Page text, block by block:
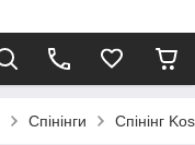
Спінінги Спінінг